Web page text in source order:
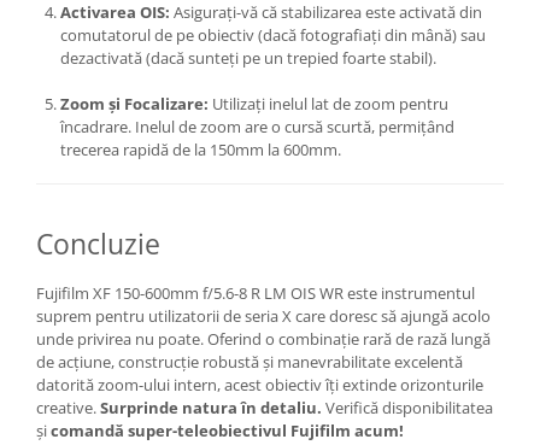
Activarea OIS: Asigurați-vă că stabilizarea este activată din
comutatorul de pe obiectiv (dacă fotografiați din mână) sau
dezactivată (dacă sunteți pe un trepied foarte stabil).
Zoom și Focalizare: Utilizați inelul lat de zoom pentru
încadrare. Inelul de zoom are o cursă scurtă, permițând
trecerea rapidă de la 150mm la 600mm.
Concluzie
Fujifilm XF 150-600mm f/5.6-8 R LM OIS WR este instrumentul
suprem pentru utilizatorii de seria X care doresc să ajungă acolo
unde privirea nu poate. Oferind o combinație rară de rază lungă
de acțiune, construcție robustă și manevrabilitate excelentă
datorită zoom-ului intern, acest obiectiv îți extinde orizonturile
creative.Surprinde natura în detaliu. Verifică disponibilitatea
șicomandă super-teleobiectivul Fujifilm acum!